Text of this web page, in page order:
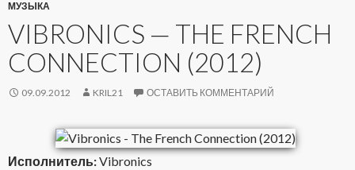
МУЗЫКА
VIBRONICS — THE FRENCH
CONNECTION (2012)
09.09.2012 KRIL21 ОСТАВИТЬ КОММЕНТАРИЙ
Исполнитель:Vibronics